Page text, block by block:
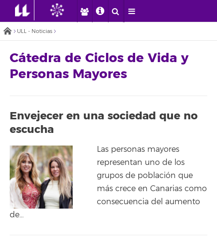
ULL - Noticias
Cátedra de Ciclos de Vida y
Personas Mayores
Envejecer en una sociedad que no
escucha
Las personas mayores
representan uno de los
grupos de población que
más crece en Canarias como
consecuencia del aumento
de…